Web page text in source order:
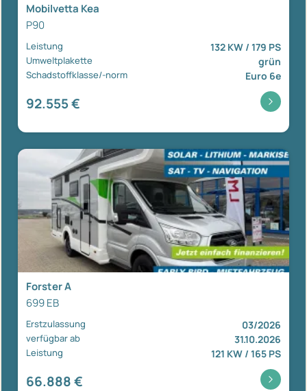
Mobilvetta Kea
P90
Leistung 132 KW / 179 PS
Umweltplakette grün
Schadstoffklasse/-norm Euro 6e
92.555 €
Forster A
699 EB
Erstzulassung 03/2026
verfügbar ab 31.10.2026
Leistung 121 KW / 165 PS
66.888 €